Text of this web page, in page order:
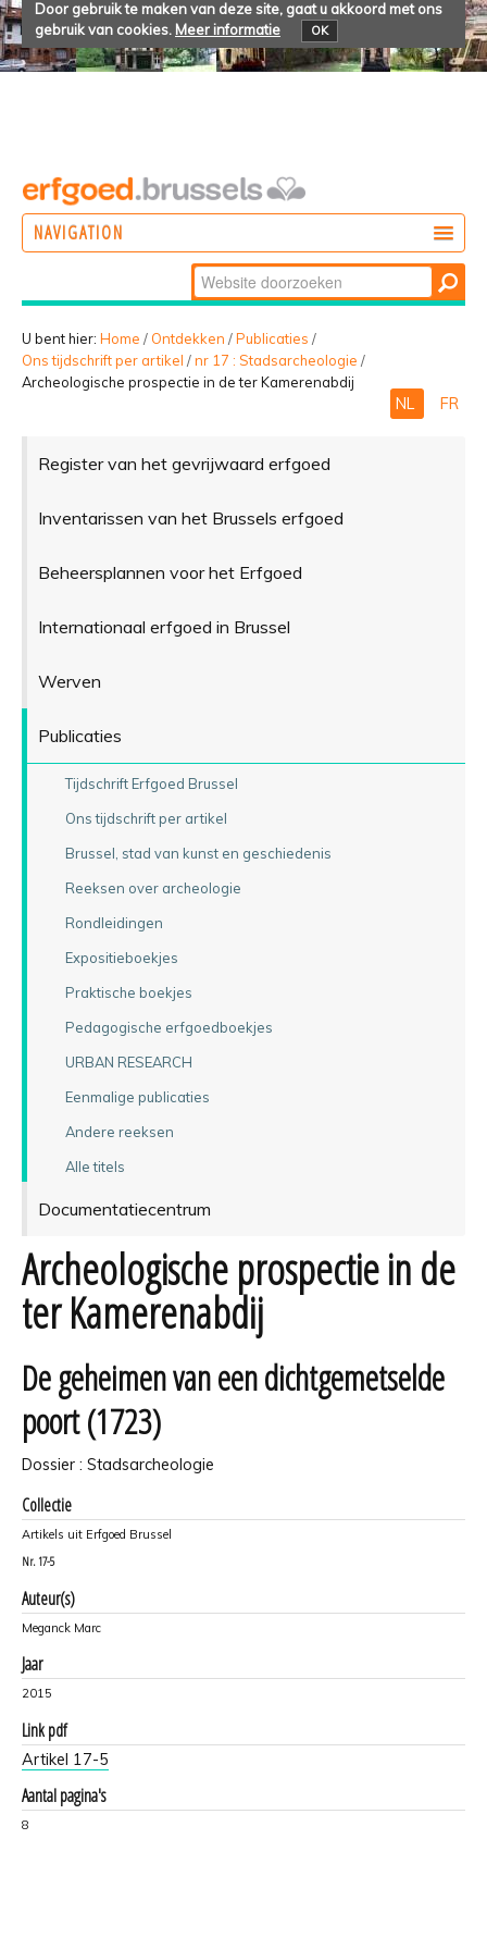
Door gebruik te maken van deze site, gaat u akkoord met ons
gebruik van cookies. Meer informatie OK
NAVIGATION
BELEVEN
Zoek
Geavanceerd
zoeken...
U bent hier: Home / Ontdekken /Publicaties /
Ons tijdschrift per artikel /nr 17 : Stadsarcheologie /
Archeologische prospectie in de ter Kamerenabdij
NL FR
Register van het gevrijwaard erfgoed
Inventarissen van het Brussels erfgoed
Beheersplannen voor het Erfgoed
Internationaal erfgoed in Brussel
Werven
Publicaties
Tijdschrift Erfgoed Brussel
Ons tijdschrift per artikel
Brussel, stad van kunst en geschiedenis
Reeksen over archeologie
Rondleidingen
Expositieboekjes
Praktische boekjes
Pedagogische erfgoedboekjes
URBAN RESEARCH
Eenmalige publicaties
Andere reeksen
Alle titels
Documentatiecentrum
Archeologische prospectie in de
ter Kamerenabdij
De geheimen van een dichtgemetselde
poort (1723)
Dossier : Stadsarcheologie
Collectie
Artikels uit Erfgoed Brussel
Nr. 17-5
Auteur(s)
Meganck Marc
Jaar
2015
Link pdf
Artikel 17-5
Aantal pagina's
8